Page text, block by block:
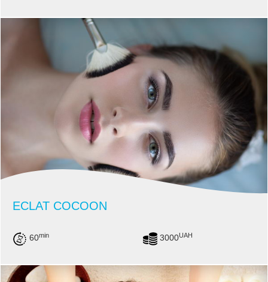
ECLAT COCOON
60min 3000UAH